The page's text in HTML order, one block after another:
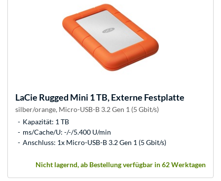
LaCie Rugged Mini 1 TB, Externe Festplatte
silber/orange, Micro-USB-B 3.2 Gen 1 (5 Gbit/s)
Kapazität: 1 TB
ms/Cache/U: -/-/5.400 U/min
Anschluss: 1x Micro-USB-B 3.2 Gen 1 (5 Gbit/s)
Nicht lagernd, ab Bestellung verfügbar in 62 Werktagen